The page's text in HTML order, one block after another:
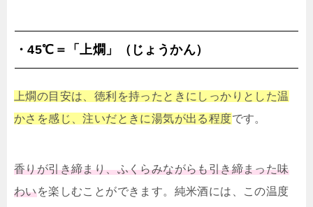
・45℃＝「上燗」（じょうかん）
上燗の目安は、徳利を持ったときにしっかりとした温
かさを感じ、注いだときに湯気が出る程度です。
香りが引き締まり、ふくらみながらも引き締まった味
わいを楽しむことができます。純米酒には、この温度